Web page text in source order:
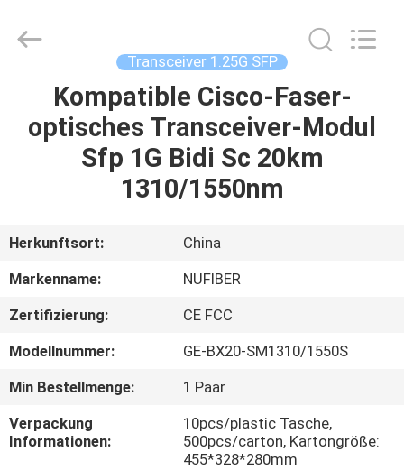
HAUS
PRODUKTE
UNS
AUSFLUG
QUALITÄTSKONTROLLE
TRETEN
Co.,Ltd.
Transceiver 1.25G SFP
Kompatible Cisco-Faser-
optisches Transceiver-Modul
Sfp 1G Bidi Sc 20km
1310/1550nm
Herkunftsort:
China
Markenname:
NUFIBER
Zertifizierung:
CE FCC
Modellnummer:
GE-BX20-SM1310/1550S
Min Bestellmenge:
1 Paar
Verpackung
Informationen:
10pcs/plastic Tasche,
500pcs/carton, Kartongröße:
455*328*280mm